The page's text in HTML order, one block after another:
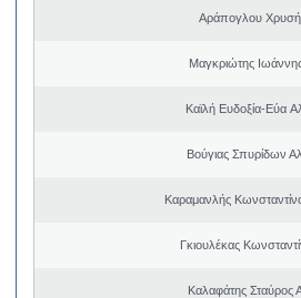
Αράπογλου Χρυσή
Μαγκριώτης
Καϊλή Ευδοξία-Εύα
Βούγιας Σπυρίδων
Καραμανλής
Γκιουλέκας
Καλαφάτης Σταύρος